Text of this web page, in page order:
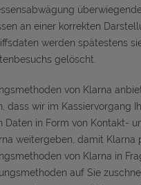
an einer korrekten
werden spätestens
gelöscht.
von Klarna
dass wir im Kassiervorgang
Daten in Form von Kontakt-
weitergeben, damit Klarna
von Klarna in
auf Sie